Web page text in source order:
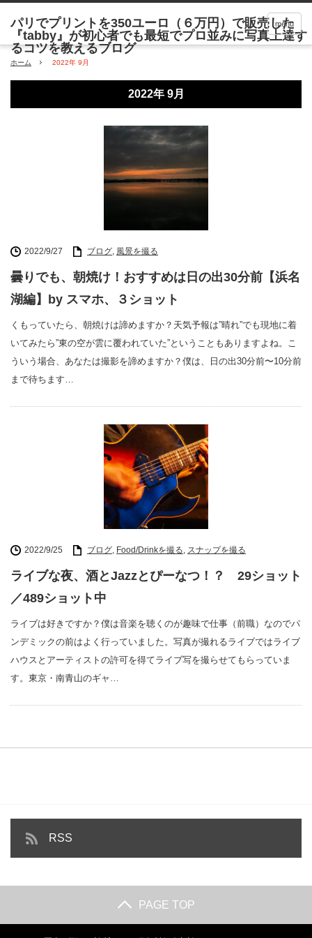
menu
ホーム 2022年 9月
2022年 9月
2022/9/27 ブログ, 風景を撮る
曇りでも、朝焼け！おすすめは日の出30分前【浜名
湖編】by スマホ、３ショット
くもっていたら、朝焼けは諦めますか？天気予報は”晴れ”でも現地に着
いてみたら”東の空が雲に覆われていた”ということもありますよね。こ
ういう場合、あなたは撮影を諦めますか？僕は、日の出30分前〜10分前
まで待ちます…
2022/9/25 ブログ, Food/Drinkを撮る, スナップを撮る
ライブな夜、酒とJazzとぴーなつ！？ 29ショット
／489ショット中
ライブは好きですか？僕は音楽を聴くのが趣味で仕事（前職）なのでパ
ンデミックの前はよく行っていました。写真が撮れるライブではライブ
ハウスとアーティストの許可を得てライブ写を撮らせてもらっていま
す。東京・南青山のギャ…
RSS
PAGE TOP